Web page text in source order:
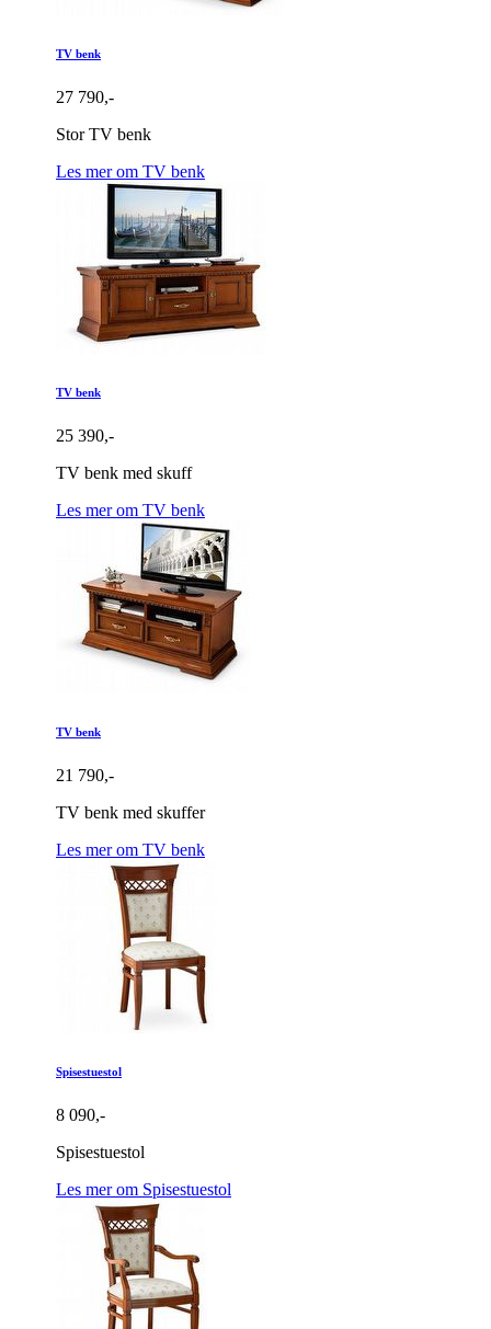
TV benk
27 790,-
Stor TV benk
Les mer om TV benk
TV benk
25 390,-
TV benk med skuff
Les mer om TV benk
TV benk
21 790,-
TV benk med skuffer
Les mer om TV benk
Spisestuestol
8 090,-
Spisestuestol
Les mer om Spisestuestol